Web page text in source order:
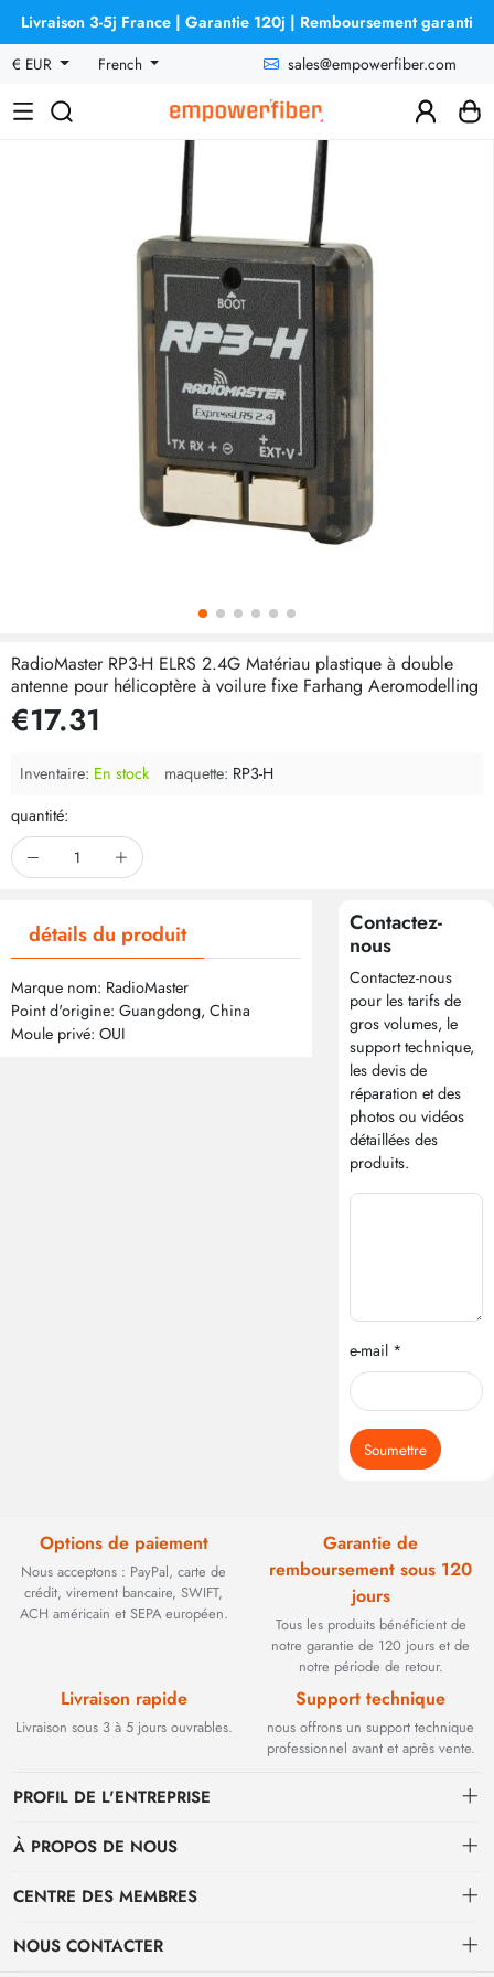
Livraison 3-5j France | Garantie 120j | Remboursement garanti
€ EUR
French sales@empowerfiber.com
RadioMaster RP3-H ELRS 2.4G Matériau plastique à double
antenne pour hélicoptère à voilure fixe Farhang Aeromodelling
€17.31
Inventaire: En stock maquette: RP3-H
quantité:
détails du produit
Marque nom: RadioMaster
Point d'origine: Guangdong, China
Moule privé: OUI
Contactez-
nous
Contactez-nous
pour les tarifs de
gros volumes, le
support technique,
les devis de
réparation et des
photos ou vidéos
détaillées des
produits.
e-mail *
Soumettre
Options de paiement
Nous acceptons : PayPal, carte de
crédit, virement bancaire, SWIFT,
ACH américain et SEPA européen.
Garantie de
remboursement sous 120
jours
Tous les produits bénéficient de
notre garantie de 120 jours et de
notre période de retour.
Livraison rapide
Livraison sous 3 à 5 jours ouvrables.
Support technique
nous offrons un support technique
professionnel avant et après vente.
PROFIL DE L'ENTREPRISE
Fondée en 2002, BEYOND TECHNOLOGY INTERNATIONAL LIMITED
performance. Face à l'évolution des réseaux industriels, nous avons
À PROPOS DE NOUS
Contact
Conditions de paiement et de facturation
CENTRE DES MEMBRES
centre personnel
NOUS CONTACTER